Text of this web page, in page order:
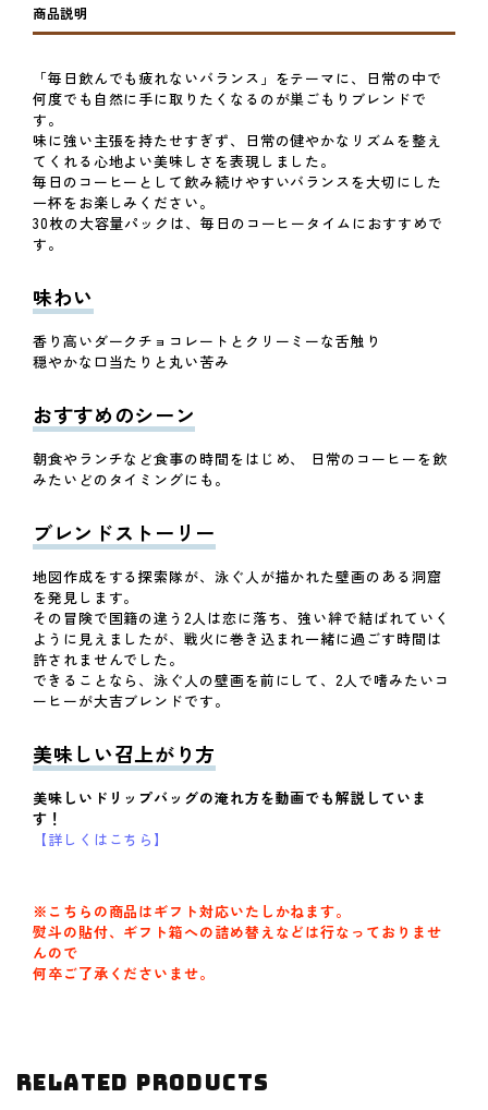
商品説明
「毎日飲んでも疲れないバランス」をテーマに、日常の中で
何度でも自然に手に取りたくなるのが巣ごもりブレンドで
す。
味に強い主張を持たせすぎず、日常の健やかなリズムを整え
てくれる心地よい美味しさを表現しました。
毎日のコーヒーとして飲み続けやすいバランスを大切にした
一杯をお楽しみください。
30枚の大容量パックは、毎日のコーヒータイムにおすすめで
す。
味わい
香り高いダークチョコレートとクリーミーな舌触り
穏やかな口当たりと丸い苦み
おすすめのシーン
朝食やランチなど食事の時間をはじめ、 日常のコーヒーを飲
みたいどのタイミングにも。
ブレンドストーリー
地図作成をする探索隊が、泳ぐ人が描かれた壁画のある洞窟
を発見します。
その冒険で国籍の違う2人は恋に落ち、強い絆で結ばれていく
ように見えましたが、戦火に巻き込まれ一緒に過ごす時間は
許されませんでした。
できることなら、泳ぐ人の壁画を前にして、2人で嗜みたいコ
ーヒーが大吉ブレンドです。
美味しい召上がり方
美味しいドリップバッグの淹れ方を動画でも解説していま
す！
【詳しくはこちら】
※こちらの商品はギフト対応いたしかねます。
熨斗の貼付、 ギフト箱への詰め替えなどは行なっておりませ
んので
何卒ご了承くださいませ。
Related Products